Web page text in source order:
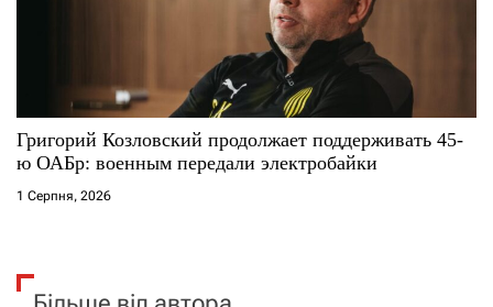
Григорий Козловский продолжает поддерживать 45-
ю ОАБр: военным передали электробайки
1 Серпня, 2026